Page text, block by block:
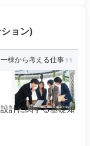
ョン)
棟から考える仕事
計に関する基礎知